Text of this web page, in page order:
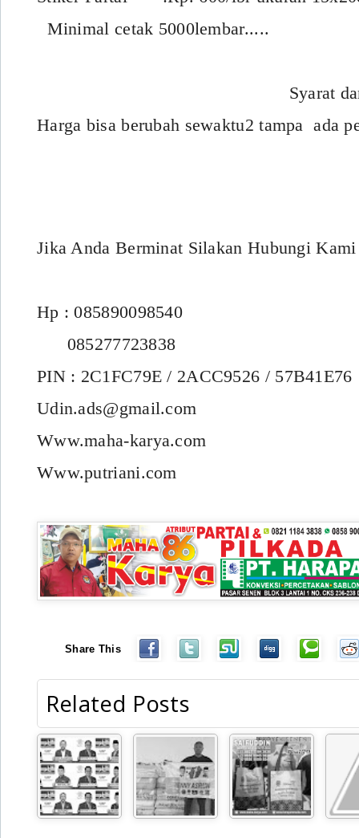
Minimal cetak 5000lembar.....
Syarat dan
Harga bisa berubah sewaktu2 tampa ada
Jika Anda Berminat Silakan Hubungi
Hp : 085890098540
085277723838
PIN : 2C1FC79E / 2ACC9526 / 57B41E76
Udin.ads@gmail.com
Www.maha-karya.com
Www.putriani.com
Share This
Related Posts